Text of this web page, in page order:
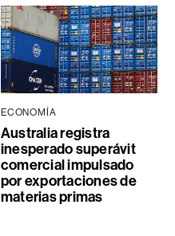
ECONOMÍA
Australia registra
inesperado superávit
comercial impulsado
por exportaciones de
materias primas